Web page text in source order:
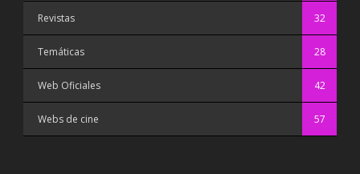
Revistas 32
Temáticas 28
Web Oficiales 42
Webs de cine 57